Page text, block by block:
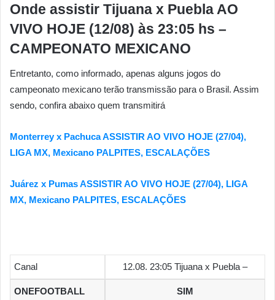
Onde assistir Tijuana x Puebla AO
VIVO HOJE (12/08) às 23:05 hs –
CAMPEONATO MEXICANO
Entretanto, como informado, apenas alguns jogos do
campeonato mexicano terão transmissão para o Brasil. Assim
sendo, confira abaixo quem transmitirá
Monterrey x Pachuca ASSISTIR AO VIVO HOJE (27/04),
LIGA MX, Mexicano PALPITES, ESCALAÇÕES
Juárez x Pumas ASSISTIR AO VIVO HOJE (27/04), LIGA
MX, Mexicano PALPITES, ESCALAÇÕES
Canal 12.08. 23:05 Tijuana x Puebla –
ONEFOOTBALL SIM